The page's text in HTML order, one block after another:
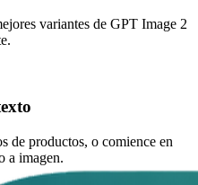
variantes de GPT Image 2
de productos, o comience en
a imagen.